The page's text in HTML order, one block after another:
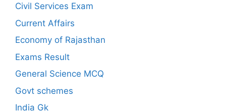
Civil Services Exam
Current Affairs
Economy of Rajasthan
Exams Result
General Science MCQ
Govt schemes
India Gk